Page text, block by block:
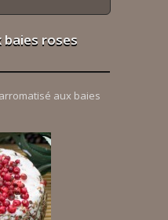
roses
aux baies